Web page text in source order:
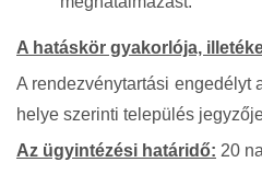
A hatáskör gyakorlója,
A rendezvénytartási engedélyt
helye szerinti település
Az ügyintézési határidő: 20